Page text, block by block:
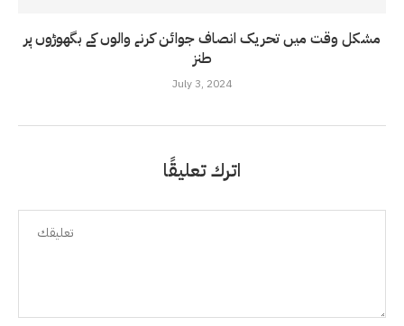
مشکل وقت میں تحریک انصاف جوائن کرنے والوں کے بگھوڑوں پر
طنز
July 3, 2024
اترك تعليقًا